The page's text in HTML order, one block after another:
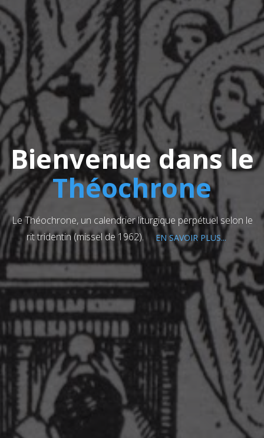
Bienvenue dans le
Théochrone
Le Théochrone, un calendrier liturgique perpétuel selon le
rit tridentin (missel de 1962).
EN SAVOIR PLUS...